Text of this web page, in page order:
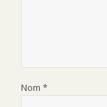
Nom *